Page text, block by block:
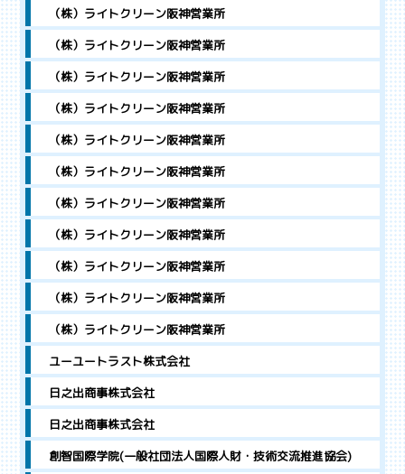
（株）ライトクリーン阪神営業所
（株）ライトクリーン阪神営業所
（株）ライトクリーン阪神営業所
（株）ライトクリーン阪神営業所
（株）ライトクリーン阪神営業所
（株）ライトクリーン阪神営業所
（株）ライトクリーン阪神営業所
（株）ライトクリーン阪神営業所
（株）ライトクリーン阪神営業所
（株）ライトクリーン阪神営業所
（株）ライトクリーン阪神営業所
ユーユートラスト株式会社
日之出商事株式会社
日之出商事株式会社
創智国際学院(一般社団法人国際人財・技術交流推進協会)